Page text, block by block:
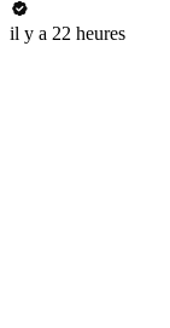
il y a 22 heures